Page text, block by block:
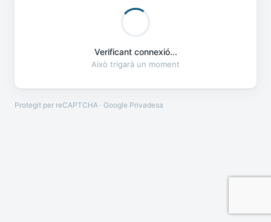
Verificant connexió...
Això trigarà un moment
Protegit per reCAPTCHA · Google Privadesa